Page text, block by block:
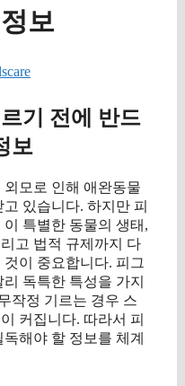
보
기 전에 반드
보
모로 인해 애완동물
있습니다. 하지만 피
특별한 동물의 생태,
고 법적 규제까지 다
이 중요합니다. 피그
독특한 특성을 가지
작정 기르는 경우 스
커집니다. 따라서 피
해야 할 정보를 체계